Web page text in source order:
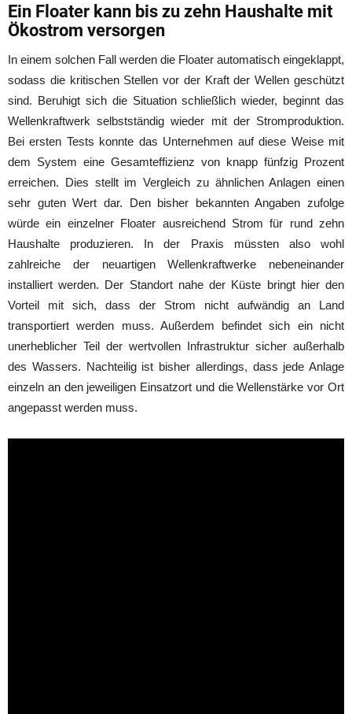
Ein Floater kann bis zu zehn Haushalte mit
Ökostrom versorgen
In einem solchen Fall werden die Floater automatisch eingeklappt,
sodass die kritischen Stellen vor der Kraft der Wellen geschützt
sind. Beruhigt sich die Situation schließlich wieder, beginnt das
Wellenkraftwerk selbstständig wieder mit der Stromproduktion.
Bei ersten Tests konnte das Unternehmen auf diese Weise mit
dem System eine Gesamteffizienz von knapp fünfzig Prozent
erreichen. Dies stellt im Vergleich zu ähnlichen Anlagen einen
sehr guten Wert dar. Den bisher bekannten Angaben zufolge
würde ein einzelner Floater ausreichend Strom für rund zehn
Haushalte produzieren. In der Praxis müssten also wohl
zahlreiche der neuartigen Wellenkraftwerke nebeneinander
installiert werden. Der Standort nahe der Küste bringt hier den
Vorteil mit sich, dass der Strom nicht aufwändig an Land
transportiert werden muss. Außerdem befindet sich ein nicht
unerheblicher Teil der wertvollen Infrastruktur sicher außerhalb
des Wassers. Nachteilig ist bisher allerdings, dass jede Anlage
einzeln an den jeweiligen Einsatzort und die Wellenstärke vor Ort
angepasst werden muss.